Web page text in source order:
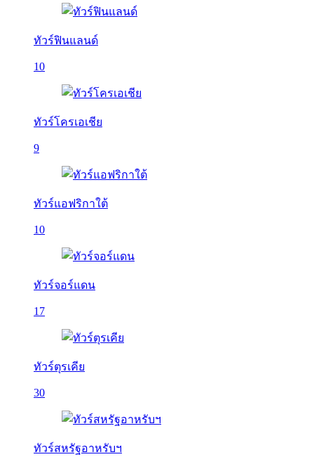
ทัวร์ฟินแลนด์
10
ทัวร์โครเอเชีย
9
ทัวร์แอฟริกาใต้
10
ทัวร์จอร์แดน
17
ทัวร์ตุรเคีย
30
ทัวร์สหรัฐอาหรับฯ